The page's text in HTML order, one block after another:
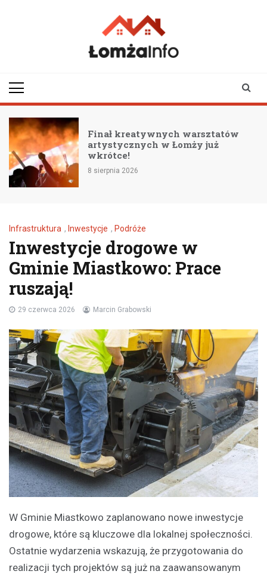
Finał kreatywnych warsztatów
artystycznych w Łomży już
wkrótce!
8 sierpnia 2026
Infrastruktura , Inwestycje , Podróże
Inwestycje drogowe w
Gminie Miastkowo: Prace
ruszają!
29 czerwca 2026 Marcin Grabowski
W Gminie Miastkowo zaplanowano nowe inwestycje
drogowe, które są kluczowe dla lokalnej społeczności.
Ostatnie wydarzenia wskazują, że przygotowania do
realizacji tych projektów są już na zaawansowanym